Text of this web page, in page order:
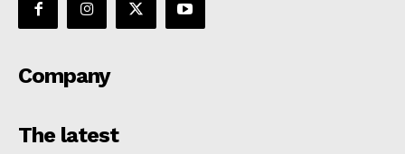
Company
The latest